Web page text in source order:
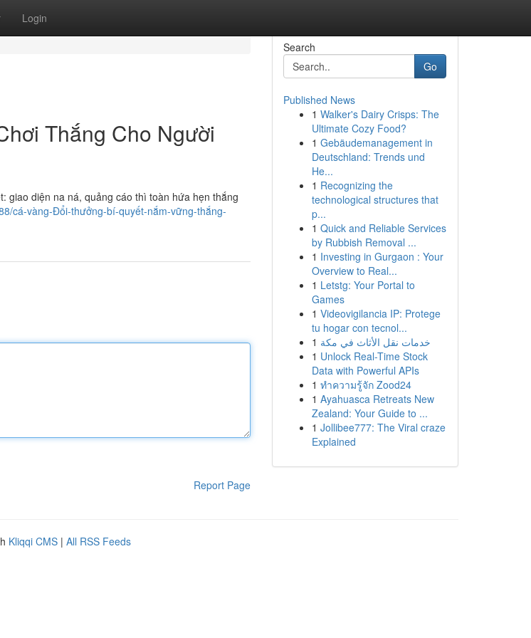
Login
Thắng Cho Người
giao diện na ná, quảng cáo thì toàn hứa hẹn thắng
cá-vàng-Đổi-thưởng-bí-quyết-nắm-vững-thắng-
Report Page
Search
Go
Published News
1 Walker's Dairy Crisps: The
Ultimate Cozy Food?
1 Gebäudemanagement in
Deutschland: Trends und
He...
1 Recognizing the
technological structures that
p...
1 Quick and Reliable Services
by Rubbish Removal ...
1 Investing in Gurgaon : Your
Overview to Real...
1 Letstg: Your Portal to
Games
1 Videovigilancia IP: Protege
tu hogar con tecnol...
1 خدمات نقل الأثاث في مكة
1 Unlock Real-Time Stock
Data with Powerful APIs
1 ทำความรู้จัก Zood24
1 Ayahuasca Retreats New
Zealand: Your Guide to ...
1 Jollibee777: The Viral craze
Explained
Kliqqi CMS | All RSS Feeds